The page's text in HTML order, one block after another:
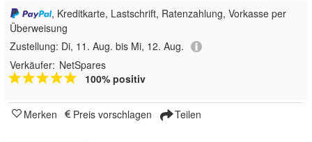
, Kreditkarte, Lastschrift, Ratenzahlung, Vorkasse per
Überweisung
Zustellung: Di, 11. Aug. bis Mi, 12. Aug.
Verkäufer: NetSpares
100% positiv
Merken Preis vorschlagen Teilen